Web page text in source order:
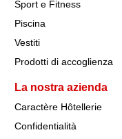
Sport e Fitness
Piscina
Vestiti
Prodotti di accoglienza
La nostra azienda
Caractère Hôtellerie
Confidentialità